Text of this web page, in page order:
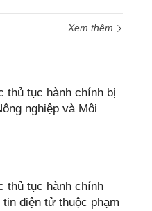
Xem thêm
thủ tục hành chính bị
nghiệp và Môi
thủ tục hành chính
điện tử thuộc phạm